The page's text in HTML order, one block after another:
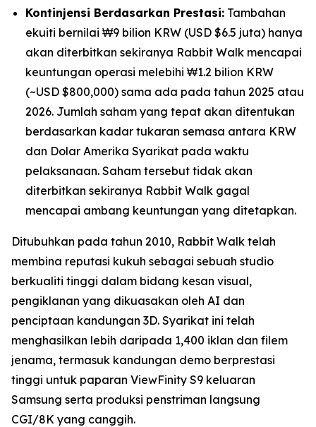
Kontinjensi Berdasarkan Prestasi: Tambahan
ekuiti bernilai ₩9 bilion KRW (USD $6.5 juta) hanya
akan diterbitkan sekiranya Rabbit Walk mencapai
keuntungan operasi melebihi ₩1.2 bilion KRW
(~USD $800,000) sama ada pada tahun 2025 atau
2026. Jumlah saham yang tepat akan ditentukan
berdasarkan kadar tukaran semasa antara KRW
dan Dolar Amerika Syarikat pada waktu
pelaksanaan. Saham tersebut tidak akan
diterbitkan sekiranya Rabbit Walk gagal
mencapai ambang keuntungan yang ditetapkan.
Ditubuhkan pada tahun 2010, Rabbit Walk telah
membina reputasi kukuh sebagai sebuah studio
berkualiti tinggi dalam bidang kesan visual,
pengiklanan yang dikuasakan oleh AI dan
penciptaan kandungan 3D. Syarikat ini telah
menghasilkan lebih daripada 1,400 iklan dan filem
jenama, termasuk kandungan demo berprestasi
tinggi untuk paparan ViewFinity S9 keluaran
Samsung serta produksi penstriman langsung
CGI/8K yang canggih.